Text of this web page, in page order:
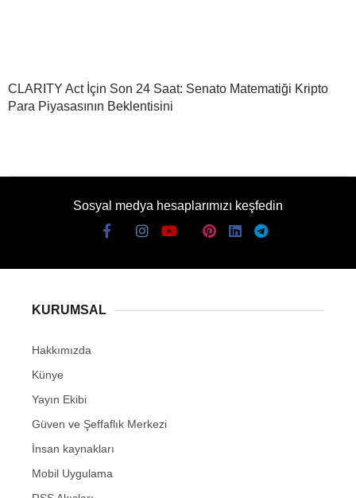
CLARITY Act İçin Son 24 Saat: Senato Matematiği Kripto
Para Piyasasının Beklentisini
Sosyal medya hesaplarımızı keşfedin
KURUMSAL
Hakkımızda
Künye
Yayın Ekibi
Güven ve Şeffaflık Merkezi
İnsan kaynakları
Mobil Uygulama